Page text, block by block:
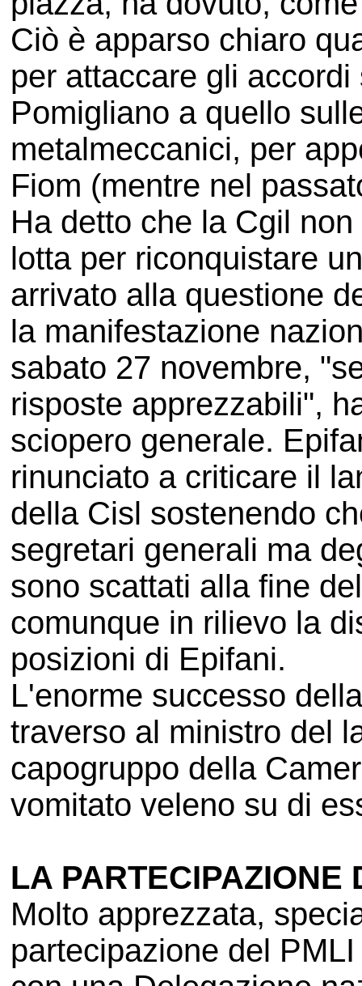
Ciò è apparso chiaro
per attaccare gli
Pomigliano a quello
metalmeccanici, per
Fiom (mentre nel
Ha detto che la Cgil
lotta per riconquistare
arrivato alla questione
la manifestazione
sabato 27 novembre,
risposte apprezzabili",
sciopero generale.
rinunciato a criticare il
della Cisl sostenendo
segretari generali ma
sono scattati alla fine
comunque in rilievo la
posizioni di Epifani.
L'enorme successo
traverso al ministro del
capogruppo della
vomitato veleno su di
LA PARTECIPAZIONE
Molto apprezzata,
partecipazione del